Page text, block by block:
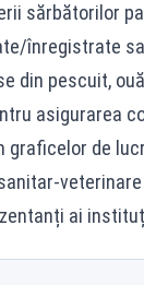
sărbătorilor
înregistrate
din pescuit,
asigurarea
de
ai